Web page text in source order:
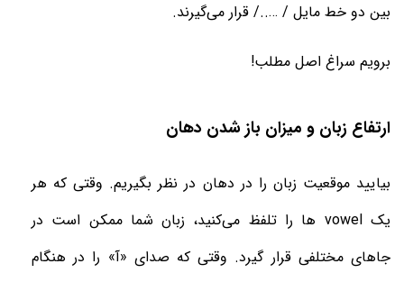
بین دو خط مایل / …../ قرار می‌گیرند.
برویم سراغ اصل مطلب!
ارتفاع زبان و میزان باز شدن دهان
بیایید موقعیت زبان را در دهان در نظر بگیریم. وقتی که هر
یکvowel ها را تلفظ می‌کنید، زبان شما ممکن است در
جاهای مختلفی قرار گیرد. وقتی که صدای «آ» را در هنگام